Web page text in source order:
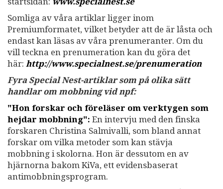
Somliga av våra artiklar ligger inom
Premiumformatet, vilket betyder att de är låsta och
endast kan läsas av våra prenumeranter. Om du
vill teckna en prenumeration kan du göra det
här: http://www.specialnest.se/prenumeration
Fyra Special Nest-artiklar som på olika sätt
handlar om mobbning vid npf:
"Hon forskar och föreläser om verktygen som
hejdar mobbning": En intervju med den finska
forskaren Christina Salmivalli, som bland annat
forskar om vilka metoder som kan stävja
mobbning i skolorna. Hon är dessutom en av
hjärnorna bakom KiVa, ett evidensbaserat
antimobbningsprogram.